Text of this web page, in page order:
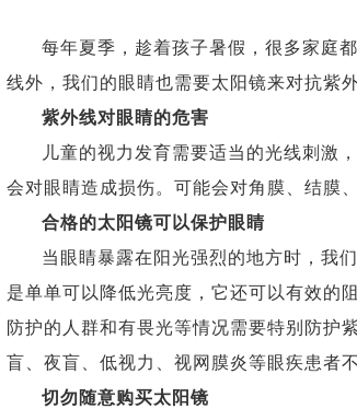
每年夏季，趁着孩子暑假，很多家庭
线外，我们的眼睛也需要太阳镜来对抗紫
紫外线对眼睛的危害
儿童的视力发育需要适当的光线刺激
会对眼睛造成损伤。可能会对角膜、结膜
合格的太阳镜可以保护眼睛
当眼睛暴露在阳光强烈的地方时，我
是单单可以降低光亮度，它还可以有效的
防护的人群和有畏光等情况需要特别防护
盲、夜盲、低视力、视网膜炎等眼疾患者
切勿随意购买太阳镜